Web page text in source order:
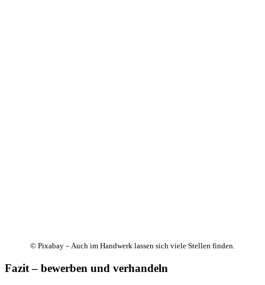
© Pixabay – Auch im Handwerk lassen sich viele Stellen finden.
Fazit – bewerben und verhandeln